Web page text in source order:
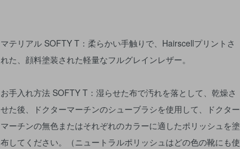
マテリアル SOFTY T：柔らかい手触りで、Hairscellプリントさ
れた、顔料塗装された軽量なフルグレインレザー。
お手入れ方法 SOFTY T：湿らせた布で汚れを落として、乾燥さ
せた後、ドクターマーチンのシューブラシを使用して、ドクター
マーチンの無色またはそれぞれのカラーに適したポリッシュを塗
布してください。（ニュートラルポリッシュはどの色の靴にも使